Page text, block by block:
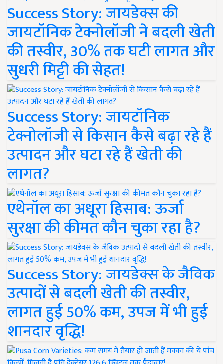
Success Story: जायडेक्स की
जायटॉनिक टेक्नोलॉजी ने बदली खेती
की तस्वीर, 30% तक घटी लागत और
सुधरी मिट्टी की सेहत!
Success Story: जायटॉनिक
टेक्नोलॉजी से किसान कैसे बढ़ा रहे हैं
उत्पादन और घटा रहे हैं खेती की
लागत?
एथेनॉल का अधूरा हिसाब: ऊर्जा
सुरक्षा की कीमत कौन चुका रहा है?
Success Story: जायडेक्स के जैविक
उत्पादों से बदली खेती की तस्वीर,
लागत हुई 50% कम, उपज में भी हुई
शानदार वृद्धि!